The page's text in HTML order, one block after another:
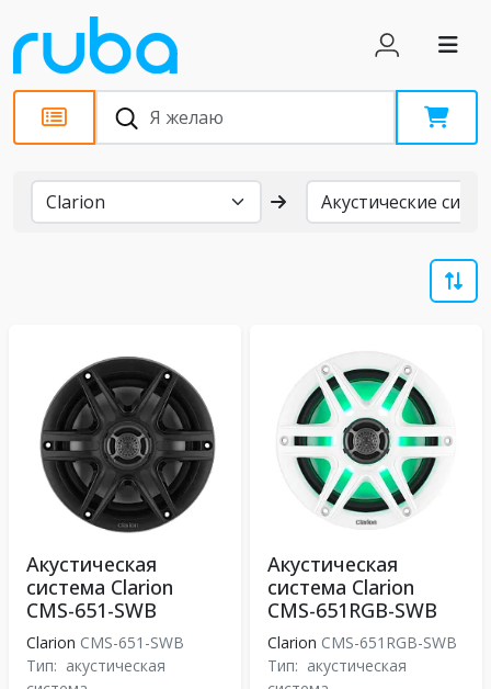
Бренды
Акустическая
система Clarion
CMS-651-SWB
Clarion CMS-651-SWB
Тип: акустическая
Акустическая
система Clarion
CMS-651RGB-SWB
Clarion CMS-651RGB-SWB
Тип: акустическая